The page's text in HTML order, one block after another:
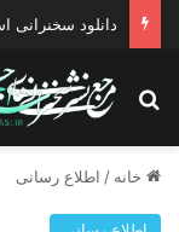
جستجو برای
خانه / اطلاع رسانی